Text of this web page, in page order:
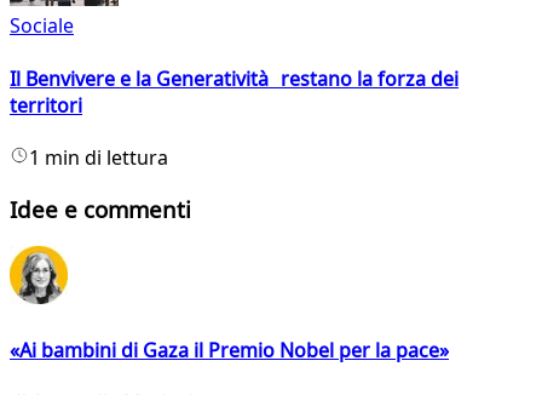
Sociale
Il Benvivere e la Generatività restano la forza dei
territori
1 min di lettura
Idee e commenti
«Ai bambini di Gaza il Premio Nobel per la pace»